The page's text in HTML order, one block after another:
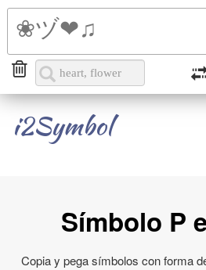
i2Symbol
Símbolo P
Copia y pega símbolos con forma